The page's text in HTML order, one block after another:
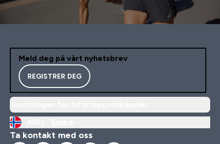
Meld deg på vårt nyhetsbrev
REGISTRER DEG
Ta kontakt med oss